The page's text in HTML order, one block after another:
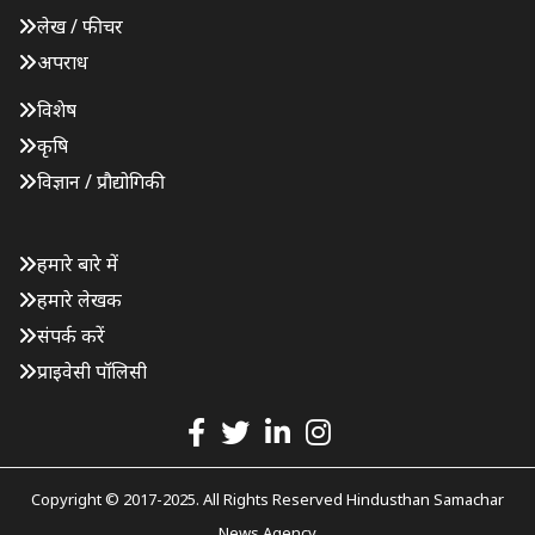
लेख / फीचर
अपराध
विशेष
कृषि
विज्ञान / प्रौद्योगिकी
हमारे बारे में
हमारे लेखक
संपर्क करें
प्राइवेसी पॉलिसी
Copyright © 2017-2025. All Rights Reserved Hindusthan Samachar